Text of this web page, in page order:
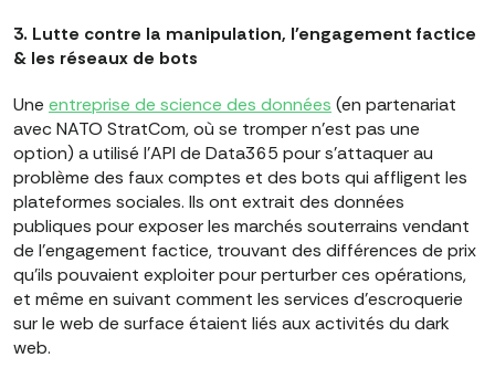
3. Lutte contre la manipulation, l'engagement factice
& les réseaux de bots
Une entreprise de science des données (en partenariat
avec NATO StratCom, où se tromper n'est pas une
option) a utilisé l'API de Data365 pour s'attaquer au
problème des faux comptes et des bots qui affligent les
plateformes sociales. Ils ont extrait des données
publiques pour exposer les marchés souterrains vendant
de l'engagement factice, trouvant des différences de prix
qu'ils pouvaient exploiter pour perturber ces opérations,
et même en suivant comment les services d'escroquerie
sur le web de surface étaient liés aux activités du dark
web.